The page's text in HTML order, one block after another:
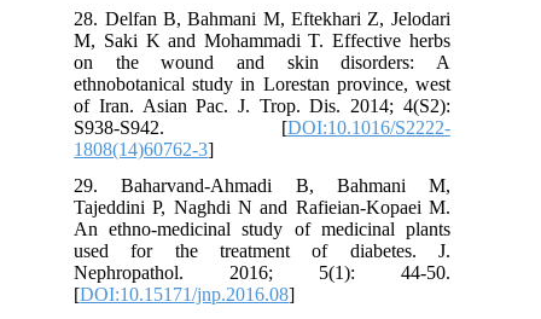
28. Delfan B, Bahmani M, Eftekhari Z, Jelodari
M, Saki K and Mohammadi T. Effective herbs
on the wound and skin disorders: A
ethnobotanical study in Lorestan province, west
of Iran. Asian Pac. J. Trop. Dis. 2014; 4(S2):
S938-S942. [DOI:10.1016/S2222-
1808(14)60762-3
29. Baharvand-Ahmadi B, Bahmani M,
Tajeddini P, Naghdi N and Rafieian-Kopaei M.
An ethno-medicinal study of medicinal plants
used for the treatment of diabetes. J.
Nephropathol. 2016; 5(1): 44-50.
[DOI:10.15171/jnp.2016.08